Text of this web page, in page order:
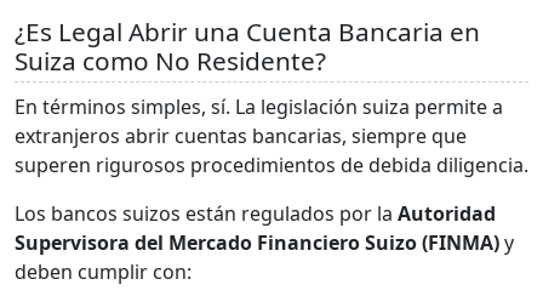
¿Es Legal Abrir una Cuenta Bancaria en
Suiza como No Residente?
En términos simples, sí. La legislación suiza permite a
extranjeros abrir cuentas bancarias, siempre que
superen rigurosos procedimientos de debida diligencia.
Los bancos suizos están regulados por la Autoridad
Supervisora del Mercado Financiero Suizo (FINMA)y
deben cumplir con: